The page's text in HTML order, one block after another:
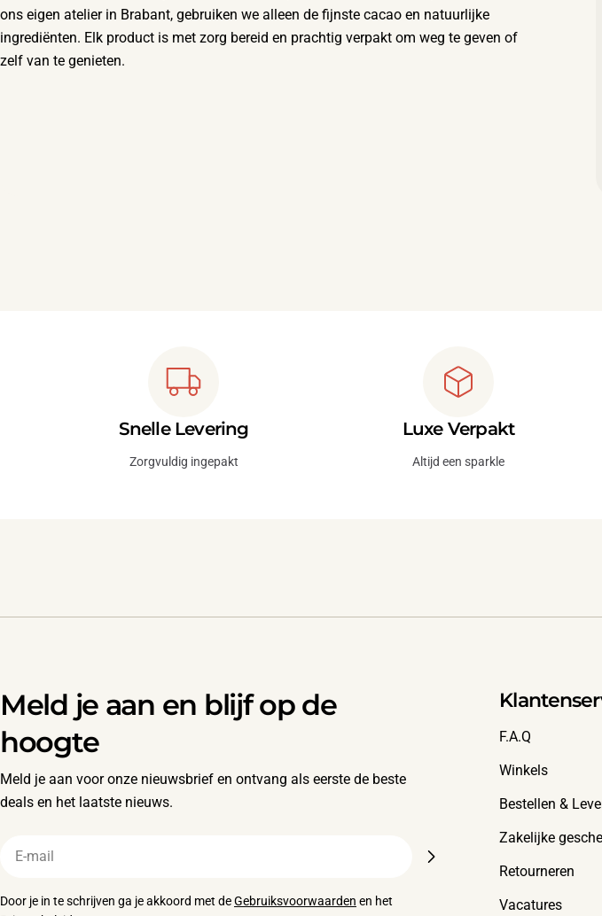
ons eigen atelier in Brabant, gebruiken we alleen de fijnste cacao en natuurlijke
ingrediënten. Elk product is met zorg bereid en prachtig verpakt om weg te geven of
zelf van te genieten.
Snelle Levering
Zorgvuldig ingepakt
Luxe Verpakt
Altijd een sparkle
Meld je aan en blijf op de
hoogte
Meld je aan voor onze nieuwsbrief en ontvang als eerste de beste
deals en het laatste nieuws.
Door je in te schrijven ga je akkoord met deGebruiksvoorwaarden en het
F.A.Q
Winkels
Bestellen &
Zakelijke
Retourneren
Vacatures